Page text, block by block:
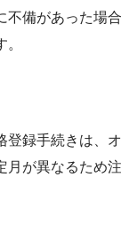
不備があった場
登録手続きは、
が異なるため